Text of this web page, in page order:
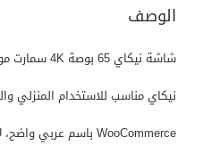
الوصف
نيكاي مناسب للاستخدام المنزلي